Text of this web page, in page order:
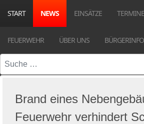
START NEWS EINSÄTZE TERMINE
FEUERWEHR ÜBER UNS
Suchen
Brand eines
Feuerwehr verhindert